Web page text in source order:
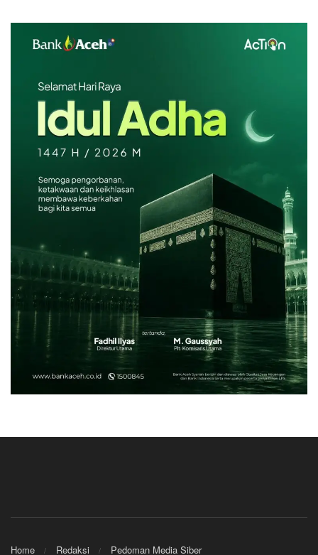
Home Redaksi Pedoman Media Siber